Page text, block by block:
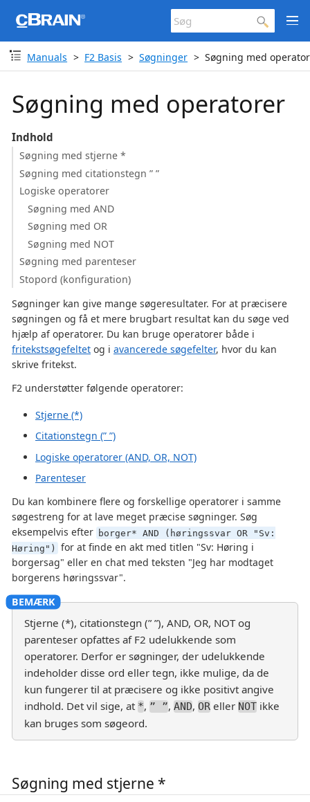
Manuals F2 Basis Søgninger Søgning med
Søgning med operatorer
Indhold
Søgning med stjerne *
Søgning med citationstegn ” ”
Logiske operatorer
Søgning med AND
Søgning med OR
Søgning med NOT
Søgning med parenteser
Stopord (konfiguration)
Søgninger kan give mange søgeresultater. For at præcisere
søgningen og få et mere brugbart resultat kan du søge ved
hjælp af operatorer. Du kan bruge operatorer både i
fritekstsøgefeltet og i avancerede søgefelter, hvor du kan
skrive fritekst.
F2 understøtter følgende operatorer:
Stjerne (*)
Citationstegn (” ”)
Logiske operatorer (AND, OR, NOT)
Parenteser
Du kan kombinere flere og forskellige operatorer i samme
søgestreng for at lave meget præcise søgninger. Søg
eksempelvis efter borger* AND (høringssvar OR "Sv:
Høring")
for at finde en akt med titlen "Sv: Høring i
borgersag" eller en chat med teksten "Jeg har modtaget
borgerens høringssvar".
Stjerne (*), citationstegn (” ”), AND, OR, NOT og
parenteser opfattes af F2 udelukkende som
operatorer. Derfor er søgninger, der udelukkende
indeholder disse ord eller tegn, ikke mulige, da de
kun fungerer til at præcisere og ikke positivt angive
indhold. Det vil sige, at *, ” ”, AND, OR eller NOT ikke
kan bruges som søgeord.
Søgning med stjerne *